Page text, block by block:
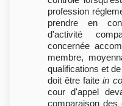
profession
prendre en
d'activité
concernée
membre,
qualifications et
doit être faitein
cour d'appel
comparaison des